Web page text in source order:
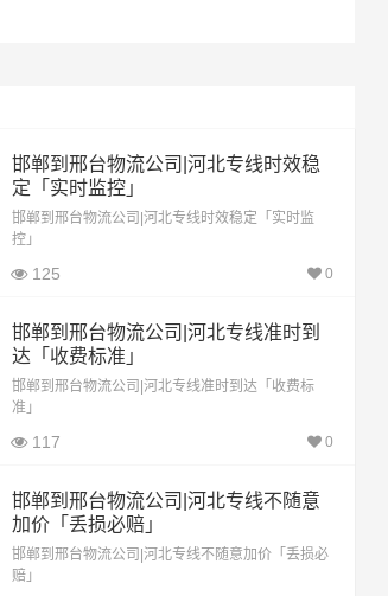
总价
0元
0元
0元
为市场透明价，仅供参考，不作为
！
邯郸到邢台物流公司|河北专线时效稳
定「实时监控」
邯郸到邢台物流公司|河北专线时效稳定「实时监
控」
125 0
邯郸到邢台物流公司|河北专线准时到
达「收费标准」
邯郸到邢台物流公司|河北专线准时到达「收费标
准」
117 0
邯郸到邢台物流公司|河北专线不随意
加价「丢损必赔」
邯郸到邢台物流公司|河北专线不随意加价「丢损必
赔」